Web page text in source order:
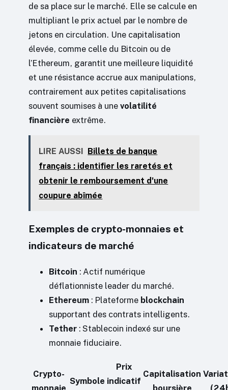
de sa place sur le marché. Elle se calcule en
multipliant le prix actuel par le nombre de
jetons en circulation. Une capitalisation
élevée, comme celle du Bitcoin ou de
l’Ethereum, garantit une meilleure liquidité
et une résistance accrue aux manipulations,
contrairement aux petites capitalisations
souvent soumises à une volatilité
financière extrême.
LIRE AUSSI Billets de banque
français : identifier les raretés et
obtenir le remboursement d'une
coupure abîmée
Exemples de crypto-monnaies et
indicateurs de marché
Bitcoin : Actif numérique
déflationniste leader du marché.
Ethereum : Plateforme blockchain
supportant des contrats intelligents.
Tether : Stablecoin indexé sur une
monnaie fiduciaire.
Crypto-
Symbole
Prix
indicatif
Capitalisation